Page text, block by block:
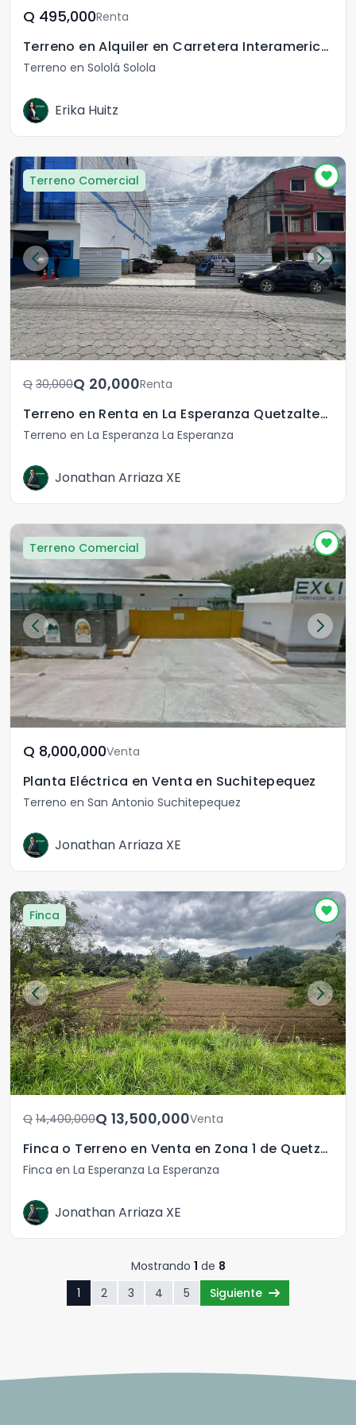
Q	495,000Renta
Terreno en Alquiler en Carretera Interamericana Solola
Terreno en Sololá Solola
Erika Huitz
Terreno Comercial
Q	30,000 Q	20,000Renta
Terreno en Renta en La Esperanza Quetzaltenango
Terreno en La Esperanza La Esperanza
Jonathan Arriaza XE
Terreno Comercial
Q	8,000,000Venta
Planta Eléctrica en Venta en Suchitepequez
Terreno en San Antonio Suchitepequez
Jonathan Arriaza XE
Finca
Q	14,400,000 Q	13,500,000Venta
Finca o Terreno en Venta en Zona 1 de Quetzaltenango
Finca en La Esperanza La Esperanza
Jonathan Arriaza XE
Mostrando 1 de 8
1
2 3 4 5 Siguiente